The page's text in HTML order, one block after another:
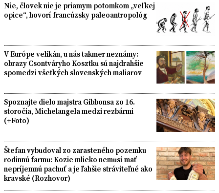
Nie, človek nie je priamym potomkom „veľkej
opice“, hovorí francúzsky paleoantropológ
V Európe velikán, u nás takmer neznámy:
obrazy Csontváryho Kosztku sú najdrahšie
spomedzi všetkých slovenských maliarov
Spoznajte dielo majstra Gibbonsa zo 16.
storočia, Michelangela medzi rezbármi
(+Foto)
Štefan vybudoval zo zarasteného pozemku
rodinnú farmu: Kozie mlieko nemusí mať
nepríjemnú pachuť a je ľahšie stráviteľné ako
kravské (Rozhovor)